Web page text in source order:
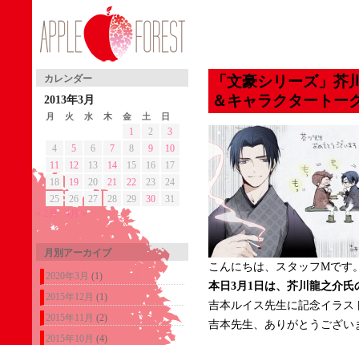
カレンダー
2013年3月
月 火 水 木 金 土 日
1 2
3
4
5 6 7 8 9
10
11
12 13 14 15 16
17
18
19 20 21 22 23
24
25
26 27 28 29 30
31
« 2月
4月 »
月別アーカイブ
2020年3月 (1)
2015年12月 (1)
2015年11月 (2)
2015年10月 (4)
「文豪シリーズ」
＆キャラクタートー
こんにちは、スタッフMです
本日3月1日は、芥川龍之介氏
吉本ルイス先生に記念イラ
吉本先生、ありがとうござい